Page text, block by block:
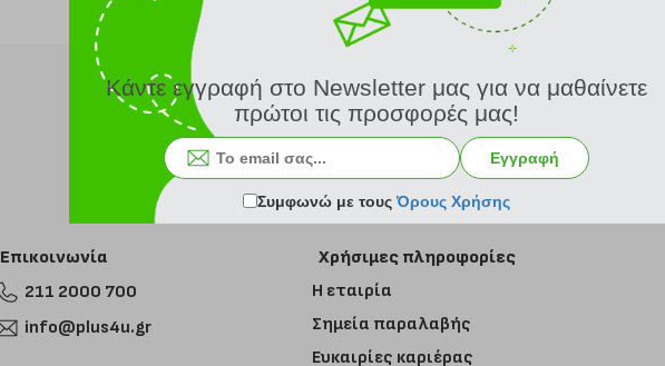
Εγγραφή στο newsletter
Επικοινωνία
211 2000 700
info@plus4u.gr
Χρήσιμες πληροφορίες
Η εταιρία
Σημεία παραλαβής
Ευκαιρίες καριέρας
Κάντε εγγραφή στο Newsletter μας για να μαθαίνετε
πρώτοι τις προσφορές μας!
Εγγραφή
Συμφωνώ με τουςΌρους Χρήσης